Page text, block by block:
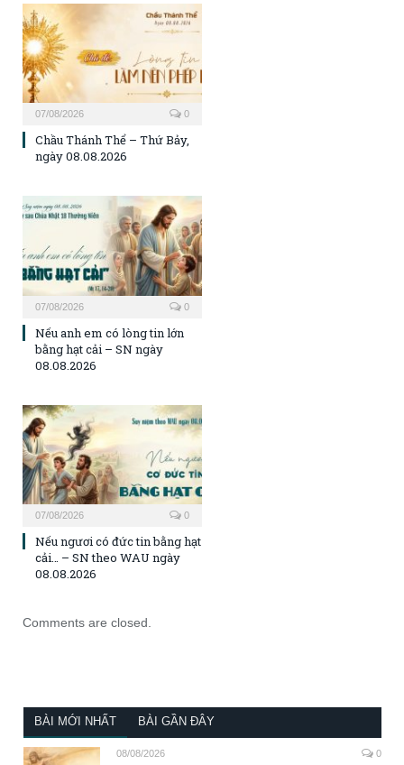
07/08/2026 0
Chầu Thánh Thể – Thứ Bảy,
ngày 08.08.2026
07/08/2026 0
Nếu anh em có lòng tin lớn
bằng hạt cải – SN ngày
08.08.2026
07/08/2026 0
Nếu ngươi có đức tin bằng hạt
cải… – SN theo WAU ngày
08.08.2026
Comments are closed.
BÀI MỚI NHẤT BÀI GẦN ĐÂY
08/08/2026 0